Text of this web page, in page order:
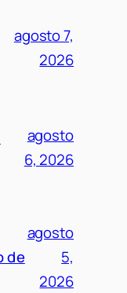
agosto 7,
2026
agosto
6, 2026
de
agosto
5,
2026